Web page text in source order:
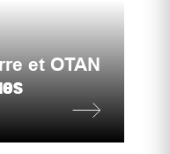
et OTAN